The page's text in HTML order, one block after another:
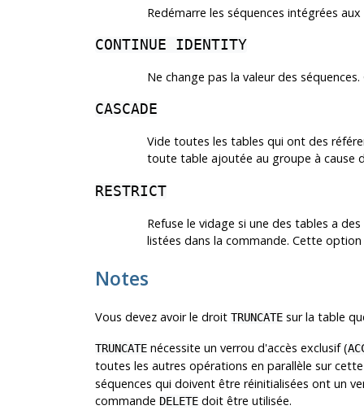
Redémarre les séquences intégrées
CONTINUE IDENTITY
Ne change pas la valeur des
CASCADE
Vide toutes les tables qui ont des
toute table ajoutée au groupe à cause
RESTRICT
Refuse le vidage si une des tables a
listées dans la commande. Cette
Notes
Vous devez avoir le droit TRUNCATEsur la table
TRUNCATEnécessite un verrou d'accès exclusif (
toutes les autres opérations en parallèle sur
séquences qui doivent être réinitialisées ont un
commande DELETEdoit être utilisée.